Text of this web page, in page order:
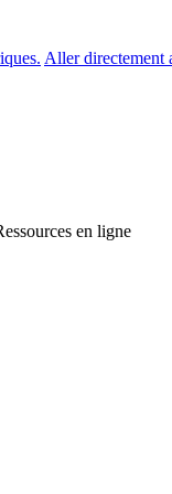
Aller directement
en ligne